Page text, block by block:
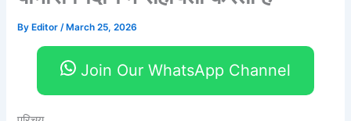
By Editor/ March 25, 2026
Join Our WhatsApp Channel